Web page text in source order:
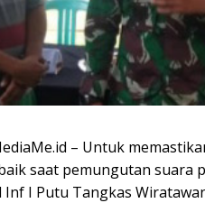
– Untuk
saat pemungutan suara
I Putu Tangkas